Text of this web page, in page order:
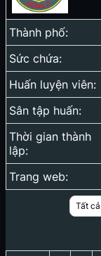
Thành phố:
Sức chứa:
Huấn luyện viên:
Sân tập huấn:
Thời gian thành
lập:
Trang web:
Tất cả